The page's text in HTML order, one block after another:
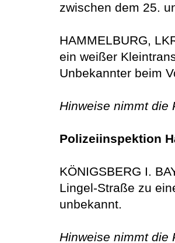
zwischen dem 25.
HAMMELBURG,
ein weißer
Unbekannter beim
Hinweise nimmt die
Polizeiinspektion
KÖNIGSBERG I.
Lingel-Straße zu
unbekannt.
Hinweise nimmt die